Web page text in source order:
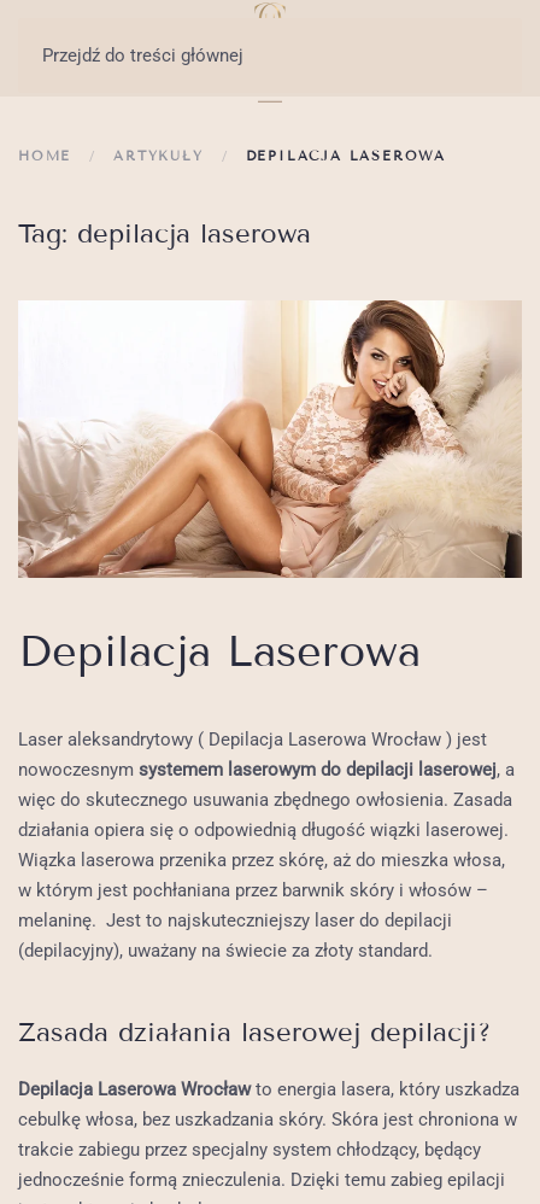
Przejdź do treści głównej
HOME ARTYKUŁY DEPILACJA LASEROWA
Tag: depilacja laserowa
Depilacja Laserowa
Laser aleksandrytowy ( Depilacja Laserowa Wrocław ) jest
nowoczesnym systemem laserowym do depilacji laserowej, a
więc do skutecznego usuwania zbędnego owłosienia. Zasada
działania opiera się o odpowiednią długość wiązki laserowej.
Wiązka laserowa przenika przez skórę, aż do mieszka włosa,
w którym jest pochłaniana przez barwnik skóry i włosów –
melaninę. Jest to najskuteczniejszy laser do depilacji
(depilacyjny), uważany na świecie za złoty standard.
Zasada działania laserowej depilacji?
Depilacja Laserowa Wrocławto energia lasera, który uszkadza
cebulkę włosa, bez uszkadzania skóry. Skóra jest chroniona w
trakcie zabiegu przez specjalny system chłodzący, będący
jednocześnie formą znieczulenia. Dzięki temu zabieg epilacji